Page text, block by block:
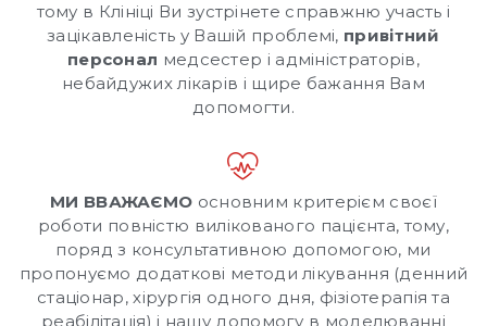
тому в Клініці Ви зустрінете справжню участь і
зацікавленість у Вашій проблемі, привітний
персонал медсестер і адміністраторів,
небайдужих лікарів і щире бажання Вам
допомогти.
МИ ВВАЖАЄМО основним критерієм своєї
роботи повністю вилікованого пацієнта, тому,
поряд з консультативною допомогою, ми
пропонуємо додаткові методи лікування (денний
стаціонар, хірургія одного дня, фізіотерапія та
реабілітація) і нашу допомогу в моделюванні